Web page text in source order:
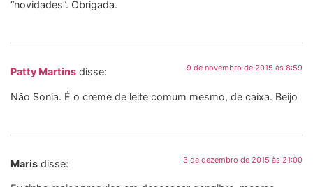
“novidades”. Obrigada.
Patty Martins disse: 9 de novembro de 2015 às 8:59
Não Sonia. É o creme de leite comum mesmo, de caixa. Beijo
Maris disse: 3 de dezembro de 2015 às 21:00